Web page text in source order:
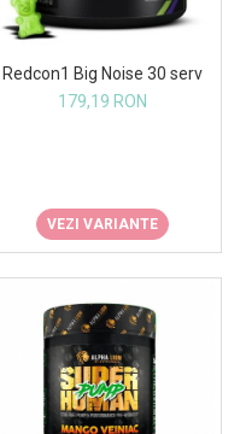
Redcon1 Big Noise 30 serv
179,19 RON
VEZI VARIANTE